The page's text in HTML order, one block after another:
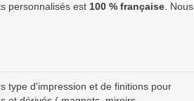
le prix TTC (TVA 20%).
personnalisés est 100 % française. Nous
type d'impression et de finitions pour